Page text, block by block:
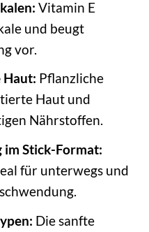
Vitamin E
und beugt
vor.
Haut: Pflanzliche
Haut und
Nährstoffen.
im Stick-Format:
für unterwegs und
Die sanfte